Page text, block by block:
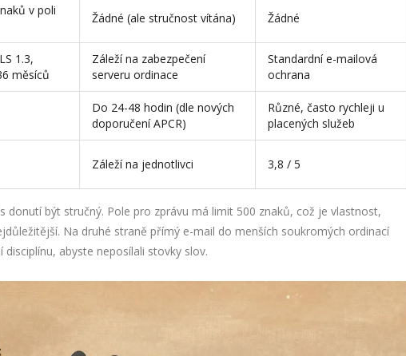
v poli
Žádné (ale stručnost vítána) Žádné
1.3,
měsíců
Záleží na zabezpečení
serveru ordinace
Standardní e-mailová
ochrana
Do 24-48 hodin (dle nových
doporučení APCR)
Různé, často rychleji u
placených služeb
Záleží na jednotlivci 3,8 / 5
donutí být stručný. Pole pro zprávu má limit 500 znaků, což je vlastnost,
Na druhé straně přímý e-mail do menších soukromých ordinací
abyste neposílali stovky slov.